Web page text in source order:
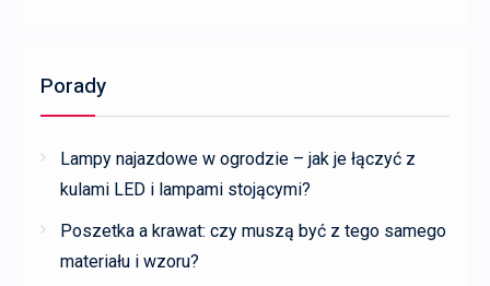
Porady
Lampy najazdowe w ogrodzie – jak je łączyć z
kulami LED i lampami stojącymi?
Poszetka a krawat: czy muszą być z tego samego
materiału i wzoru?